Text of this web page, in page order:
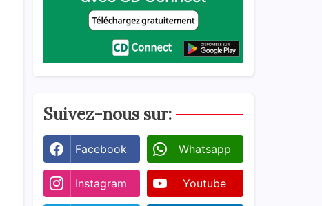
Suivez-nous sur:
Facebook Whatsapp
Instagram Youtube